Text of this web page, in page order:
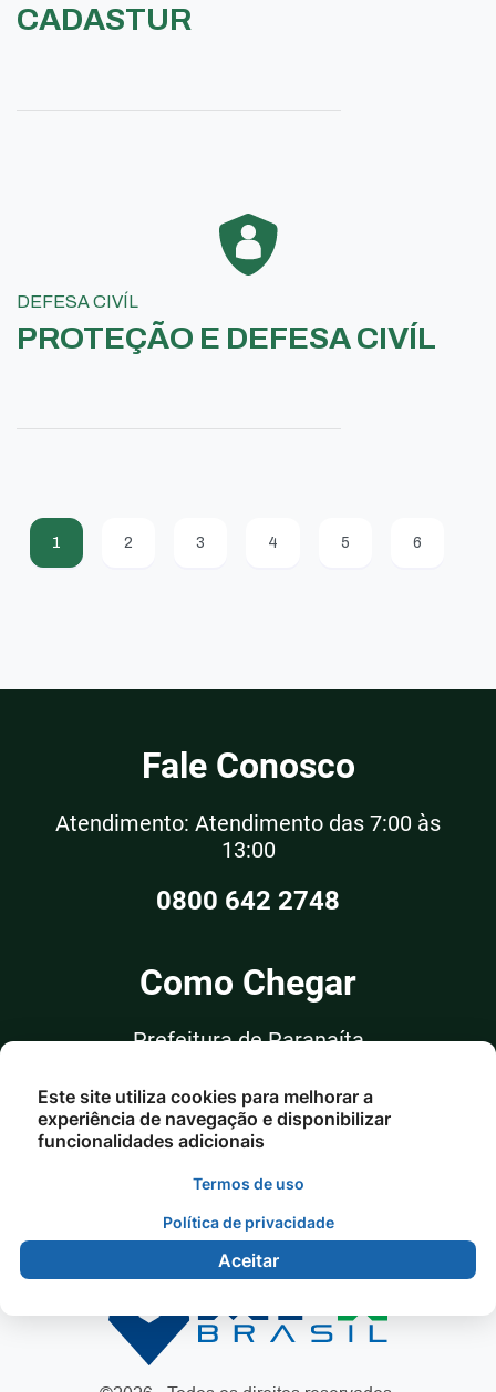
CADASTUR
DEFESA CIVÍL
PROTEÇÃO E DEFESA CIVÍL
1 2 3 4 5 6
Fale Conosco
Atendimento: Atendimento das 7:00 às
13:00
0800 642 2748
Como Chegar
Prefeitura de Paranaíta
Rua Alceu Rossi, nº 351, Sala 03
Centro - Paranaíta/MT
Este site utiliza cookies para melhorar a
experiência de navegação e disponibilizar
funcionalidades adicionais
Termos de uso
Política de privacidade
Aceitar